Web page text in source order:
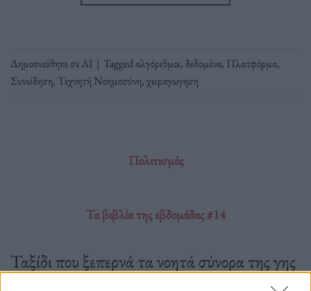
Δημοσιεύθηκε σεΑΙ | Taggedαλγόριθμοι,δεδομένα, Πλατφόρμα,
Συνείδηση, Τεχνητή Νοημοσύνη,χειραγωγηση
Πολιτισμός
Τα βιβλία της εβδομάδας #14
Ταξίδι που ξεπερνά τα νοητά σύνορα της γης